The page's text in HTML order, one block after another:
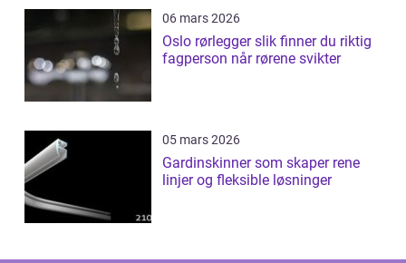
06 mars 2026
Oslo rørlegger slik finner du riktig
fagperson når rørene svikter
05 mars 2026
Gardinskinner som skaper rene
linjer og fleksible løsninger